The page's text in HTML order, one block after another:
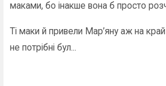
маками, бо інакше вона б просто
Ті маки й привели Мар’яну аж на край
не потрібні бул...